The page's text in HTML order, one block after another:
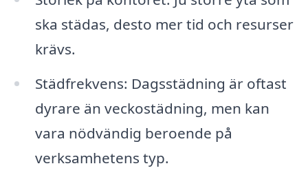
ska städas, desto mer tid och resurser
krävs.
Städfrekvens: Dagsstädning är oftast
dyrare än veckostädning, men kan
vara nödvändig beroende på
verksamhetens typ.